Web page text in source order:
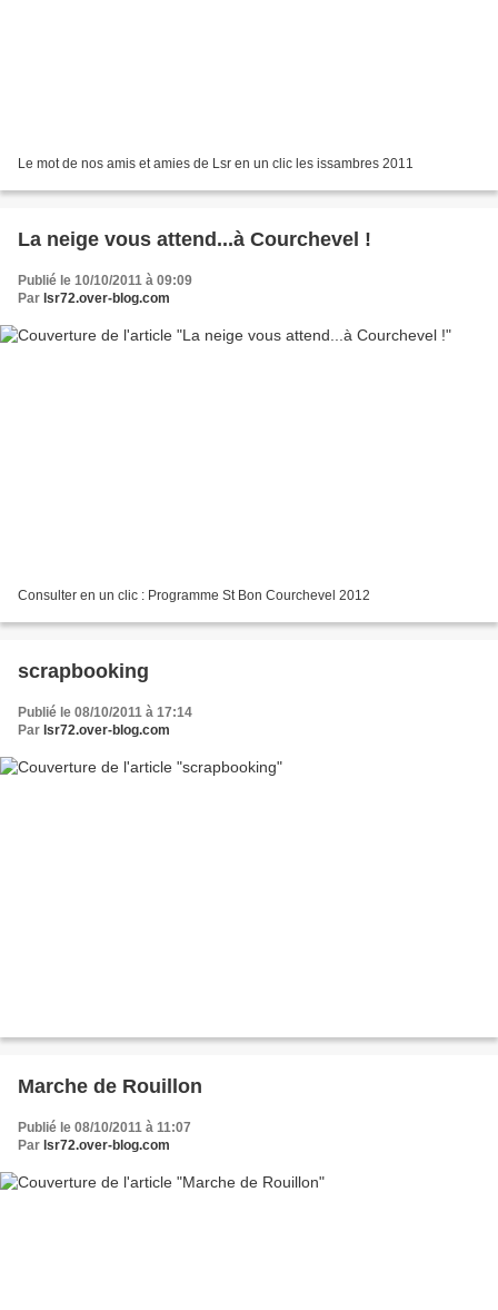
Le mot de nos amis et amies de Lsr en un clic les issambres 2011
La neige vous attend...à Courchevel !
Publié le 10/10/2011 à 09:09
Par lsr72.over-blog.com
Consulter en un clic : Programme St Bon Courchevel 2012
scrapbooking
Publié le 08/10/2011 à 17:14
Par lsr72.over-blog.com
Marche de Rouillon
Publié le 08/10/2011 à 11:07
Par lsr72.over-blog.com